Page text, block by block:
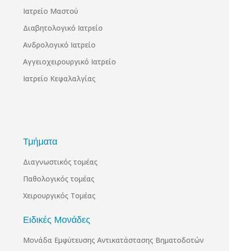
Ιατρείο Μαστού
Διαβητολογικό Ιατρείο
Ανδρολογικό Ιατρείο
Αγγειοχειρουργικό Ιατρείο
Ιατρείο Κεφαλαλγίας
Τμήματα
Διαγνωστικός τομέας
Παθολογικός τομέας
Χειρουργικός Τομέας
Ειδικές Μονάδες
Μονάδα Εμφύτευσης Αντικατάστασης Βηματοδοτών